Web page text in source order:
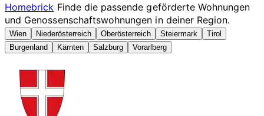
Homebrick Finde die passende geförderte Wohnungen
und Genossenschaftswohnungen in deiner Region.
Wien Niederösterreich Oberösterreich Steiermark
Tirol
Burgenland
Kärnten Salzburg Vorarlberg